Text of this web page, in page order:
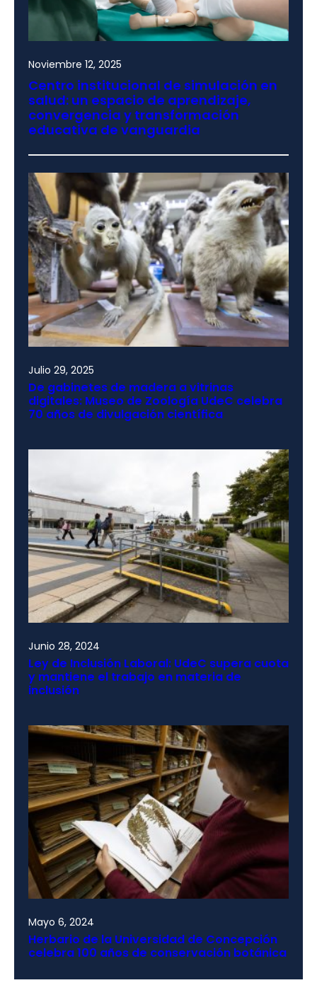
Noviembre 12, 2025
Centro institucional de simulación en
salud: un espacio de aprendizaje,
convergencia y transformación
educativa de vanguardia
Julio 29, 2025
De gabinetes de madera a vitrinas
digitales: Museo de Zoología UdeC celebra
70 años de divulgación científica
Junio 28, 2024
Ley de Inclusión Laboral: UdeC supera cuota
y mantiene el trabajo en materia de
inclusión
Mayo 6, 2024
Herbario de la Universidad de Concepción
celebra 100 años de conservación botánica